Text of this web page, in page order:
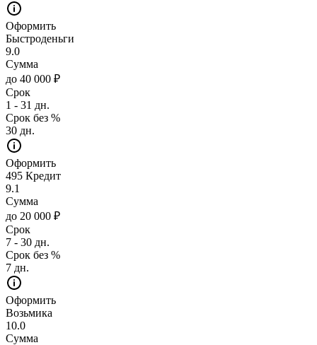
Оформить
Быстроденьги
9.0
Сумма
до 40 000 ₽
Срок
1 - 31 дн.
Срок без %
30 дн.
Оформить
495 Кредит
9.1
Сумма
до 20 000 ₽
Срок
7 - 30 дн.
Срок без %
7 дн.
Оформить
Возьмика
10.0
Сумма